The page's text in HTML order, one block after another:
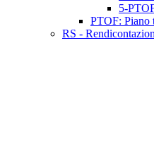
5-
PTOF: Piano
RS -